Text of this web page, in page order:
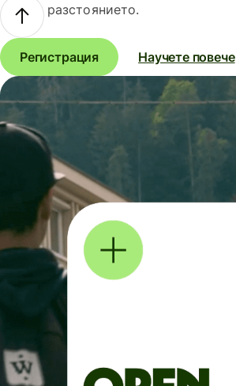
разстоянието.
Регистрация Научете повече